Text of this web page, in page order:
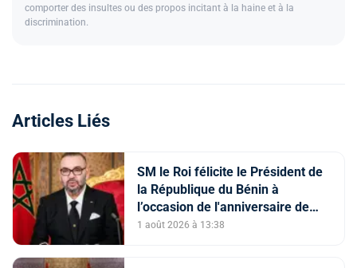
comporter des insultes ou des propos incitant à la haine et à la
discrimination.
Articles Liés
SM le Roi félicite le Président de
la République du Bénin à
l’occasion de l'anniversaire de
l’Indépendance de son pays
1 août 2026 à 13:38